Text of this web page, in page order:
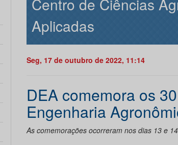
Centro de Ciências
Aplicadas
Seg, 17 de outubro de 2022, 11:14
DEA comemora os
Engenharia
As comemorações ocorreram nos dias 13 e